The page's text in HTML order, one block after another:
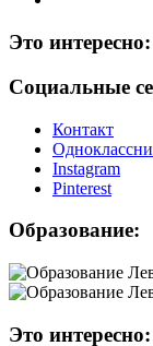
Это интересно:
Социальные
Контакт
Instagram
Рinterest
Образование:
Это интересно: